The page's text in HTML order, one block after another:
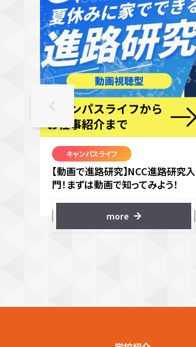
キャンパスライフ
【動画で進路研究】NCC進路研究入
門！まずは動画で知ってみよう！
more